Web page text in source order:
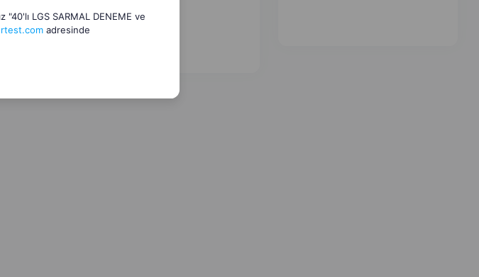
"40'lı LGS SARMAL DENEME ve
adresinde